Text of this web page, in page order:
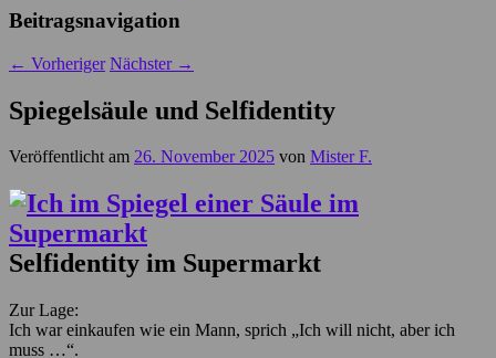
Beitragsnavigation
← Vorheriger Nächster →
Spiegelsäule und Selfidentity
Veröffentlicht am 26. November 2025 von Mister F.
Selfidentity im Supermarkt
Zur Lage:
Ich war einkaufen wie ein Mann, sprich „Ich will nicht, aber ich
muss …“.